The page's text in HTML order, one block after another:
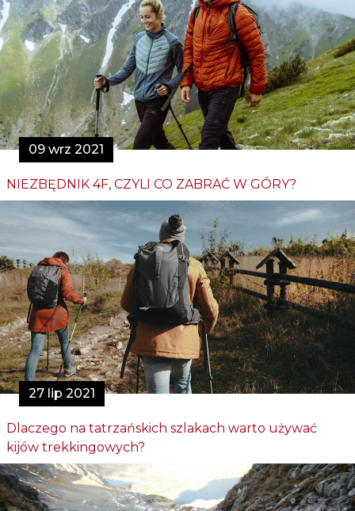
09 wrz 2021
NIEZBĘDNIK 4F, CZYLI CO ZABRAĆ W GÓRY?
27 lip 2021
Dlaczego na tatrzańskich szlakach warto używać
kijów trekkingowych?